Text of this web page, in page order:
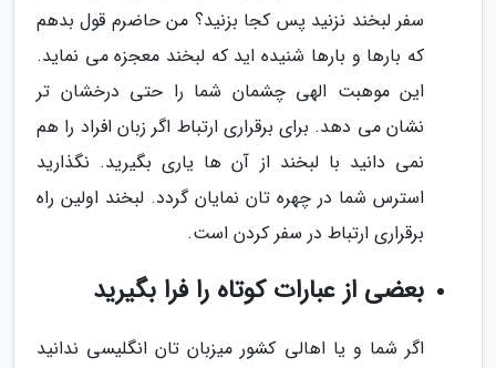
سفر لبخند نزنید پس کجا بزنید؟ من حاضرم قول بدهم
که بارها و بارها شنیده اید که لبخند معجزه می نماید.
این موهبت الهی چشمان شما را حتی درخشان تر
نشان می دهد. برای برقراری ارتباط اگر زبان افراد را هم
نمی دانید با لبخند از آن ها یاری بگیرید. نگذارید
استرس شما در چهره تان نمایان گردد. لبخند اولین راه
برقراری ارتباط در سفر کردن است.
بعضی از عبارات کوتاه را فرا بگیرید
اگر شما و یا اهالی کشور میزبان تان انگلیسی ندانید